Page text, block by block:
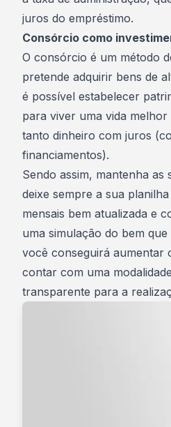
juros do empréstimo.
Consórcio como
O consórcio é um método
pretende adquirir bens de
é possível estabelecer
para viver uma vida
tanto dinheiro com juros
financiamentos).
Sendo assim, mantenha as
deixe sempre a sua
mensais bem atualizada e
uma simulação do bem que
você conseguirá aumentar
contar com uma
transparente para a